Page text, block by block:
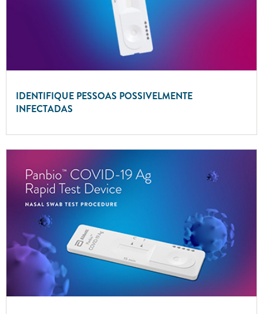
IDENTIFIQUE PESSOAS POSSIVELMENTE
INFECTADAS